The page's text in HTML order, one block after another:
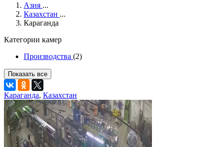
Азия ...
Казахстан ...
Караганда
Категории камер
Производства (2)
Показать все
Караганда, Казахстан